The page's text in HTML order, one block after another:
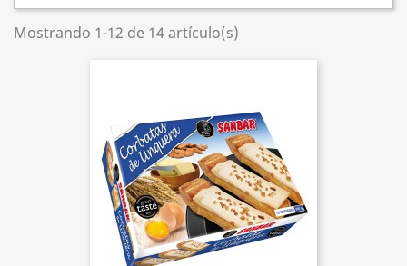
Mostrando 1-12 de 14 artículo(s)